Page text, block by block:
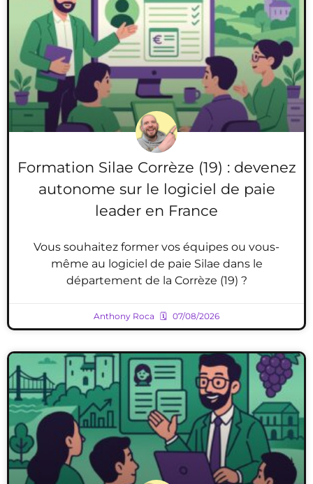
Formation Silae Corrèze (19) : devenez
autonome sur le logiciel de paie
leader en France
Vous souhaitez former vos équipes ou vous-
même au logiciel de paie Silae dans le
département de la Corrèze (19) ?
Anthony Roca 07/08/2026